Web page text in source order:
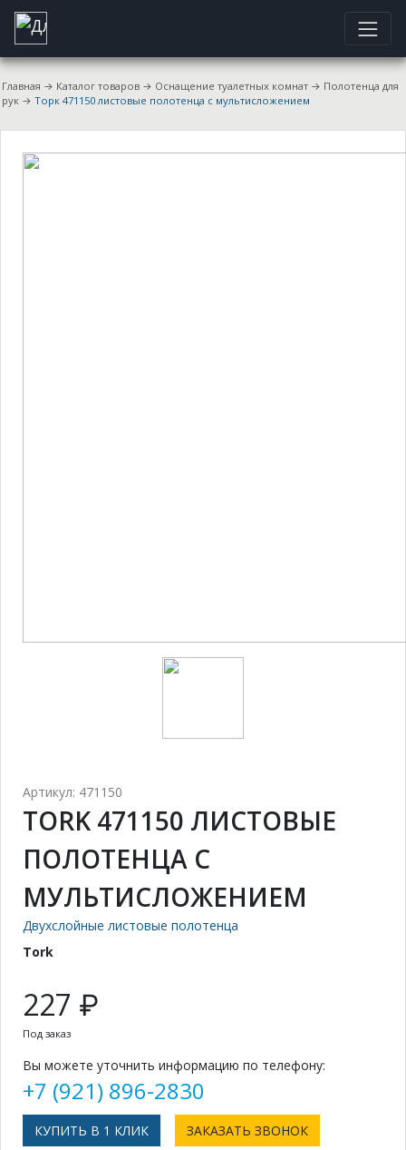
Главная → Каталог товаров → Оснащение туалетных комнат → Полотенца для
рук → Торк 471150 листовые полотенца с мультисложением
Артикул: 471150
TORK 471150 ЛИСТОВЫЕ
ПОЛОТЕНЦА С
МУЛЬТИСЛОЖЕНИЕМ
Двухслойные листовые полотенца
Tork
227 ₽
Под заказ
Вы можете уточнить информацию по телефону:
+7 (921) 896-2830
КУПИТЬ В 1 КЛИК ЗАКАЗАТЬ ЗВОНОК